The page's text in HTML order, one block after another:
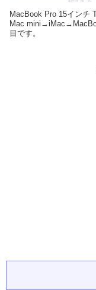
MacBook Pro 15インチ
Mac
目です。